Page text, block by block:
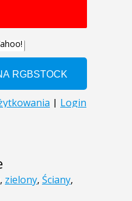
, zielony, Ściany,